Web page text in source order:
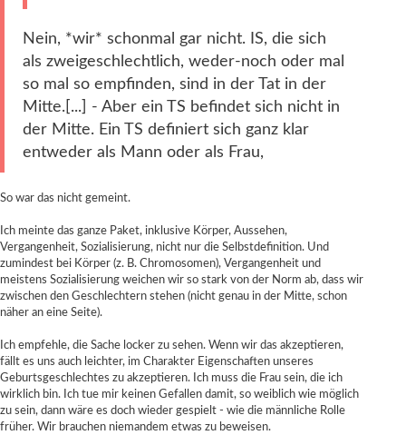
Nein, *wir* schonmal gar nicht. IS, die sich
als zweigeschlechtlich, weder-noch oder mal
so mal so empfinden, sind in der Tat in der
Mitte.[...] - Aber ein TS befindet sich nicht in
der Mitte. Ein TS definiert sich ganz klar
entweder als Mann oder als Frau,
So war das nicht gemeint.
Ich meinte das ganze Paket, inklusive Körper, Aussehen,
Vergangenheit, Sozialisierung, nicht nur die Selbstdefinition. Und
zumindest bei Körper (z. B. Chromosomen), Vergangenheit und
meistens Sozialisierung weichen wir so stark von der Norm ab, dass wir
zwischen den Geschlechtern stehen (nicht genau in der Mitte, schon
näher an eine Seite).
Ich empfehle, die Sache locker zu sehen. Wenn wir das akzeptieren,
fällt es uns auch leichter, im Charakter Eigenschaften unseres
Geburtsgeschlechtes zu akzeptieren. Ich muss die Frau sein, die ich
wirklich bin. Ich tue mir keinen Gefallen damit, so weiblich wie möglich
zu sein, dann wäre es doch wieder gespielt - wie die männliche Rolle
früher. Wir brauchen niemandem etwas zu beweisen.